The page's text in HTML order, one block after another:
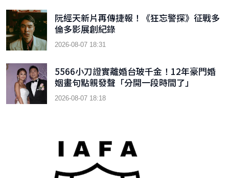
阮經天新片再傳捷報！《狂忘警探》征戰多
倫多影展創紀錄
2026-08-07 18:31
5566小刀證實離婚台玻千金！12年豪門婚
姻畫句點親發聲「分開一段時間了」
2026-08-07 18:18